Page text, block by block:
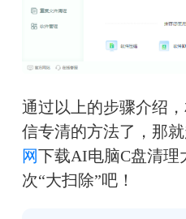
通过以上的步骤介绍
信专清的方法了，那
网下载AI电脑C盘清理
次“大扫除”吧！